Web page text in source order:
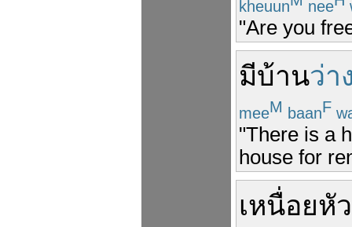
kheuun nee
"Are you
มีบ้านว่า
meeM baanF
"There is a
house for
เหนื่อยหั